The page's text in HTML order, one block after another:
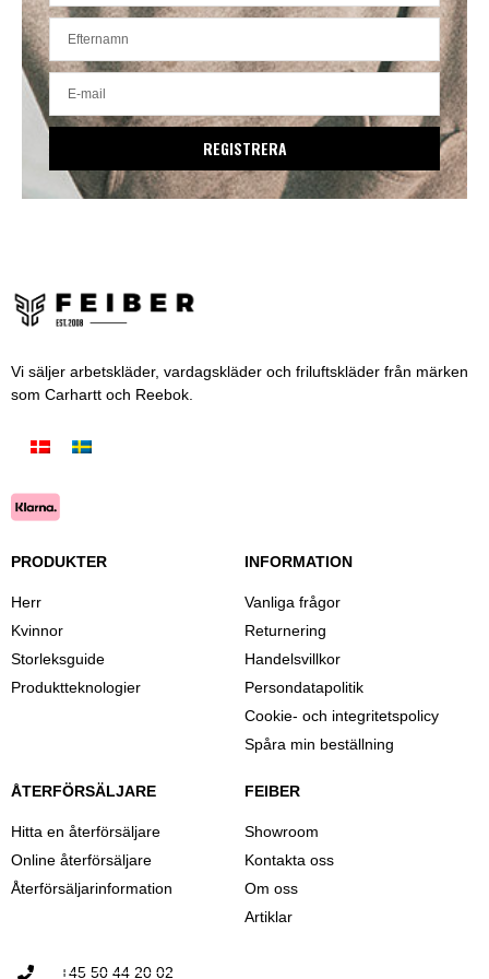
REGISTRERA
Vi säljer arbetskläder, vardagskläder och friluftskläder från märken
som Carhartt och Reebok.
PRODUKTER
Herr
Kvinnor
Storleksguide
Produktteknologier
INFORMATION
Vanliga frågor
Returnering
Handelsvillkor
Persondatapolitik
Cookie- och integritetspolicy
Spåra min beställning
ÅTERFÖRSÄLJARE
Hitta en återförsäljare
Online återförsäljare
Återförsäljarinformation
FEIBER
Showroom
Kontakta oss
Om oss
Artiklar
+45 50 44 20 02